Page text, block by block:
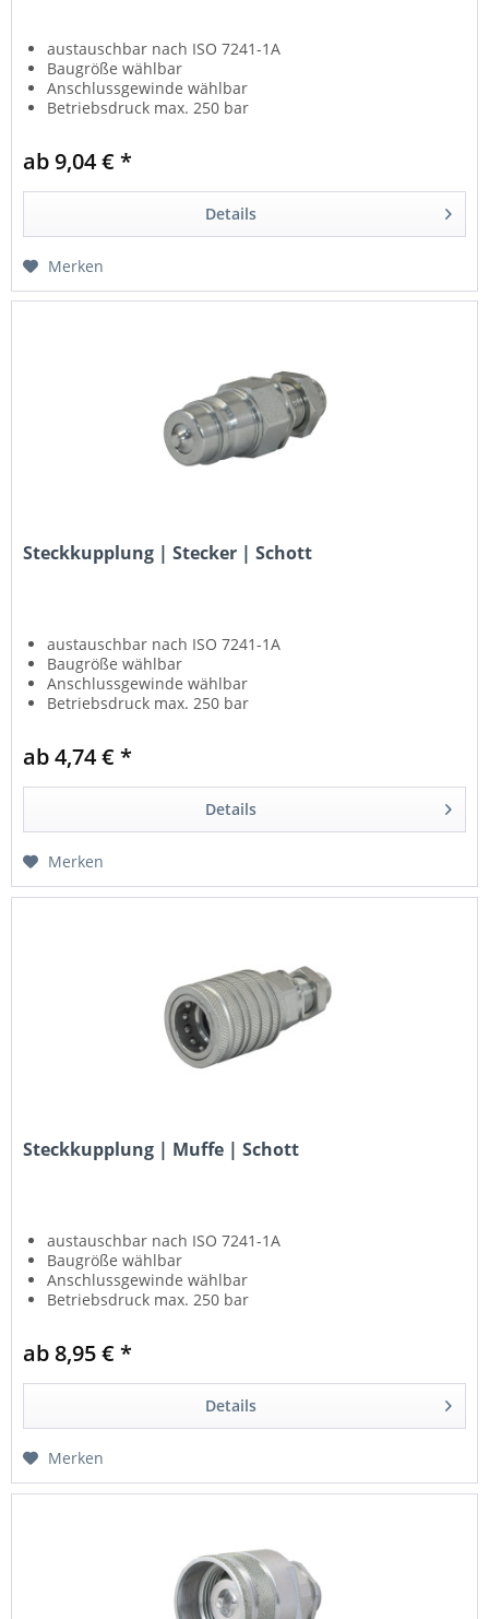
austauschbar nach ISO 7241-1A
Baugröße wählbar
Anschlussgewinde wählbar
Betriebsdruck max. 250 bar
ab 9,04 € *
Details
Merken
Steckkupplung | Stecker | Schott
austauschbar nach ISO 7241-1A
Baugröße wählbar
Anschlussgewinde wählbar
Betriebsdruck max. 250 bar
ab 4,74 € *
Details
Merken
Steckkupplung | Muffe | Schott
austauschbar nach ISO 7241-1A
Baugröße wählbar
Anschlussgewinde wählbar
Betriebsdruck max. 250 bar
ab 8,95 € *
Details
Merken